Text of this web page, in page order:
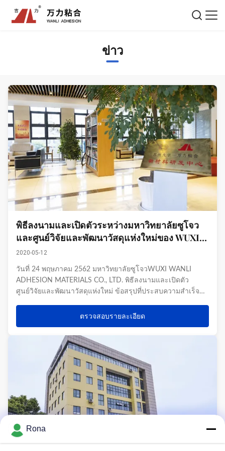
ข่าว
พิธีลงนามและเปิดตัวระหว่างมหาวิทยาลัยซูโจว
และศูนย์วิจัยและพัฒนาวัสดุแห่งใหม่ของ WUXI
WANLI ADHESION MATERIALS CO., LTD.
2020-05-12
วันที่ 24 พฤษภาคม 2562 มหาวิทยาลัยซูโจวWUXI WANLI
ADHESION MATERIALS CO., LTD. พิธีลงนามและเปิดตัว
ศูนย์วิจัยและพัฒนาวัสดุแห่งใหม่ ข้อสรุปที่ประสบความสำเร็จ
WANLI ADHESION MATERIALS CO., LTD.ร่วมกันจัดพิธีลงนาม
และเปิดตัวศูนย์วิจัยและพัฒนาวัสดุแห่งใ...
ตรวจสอบรายละเอียด
Rona